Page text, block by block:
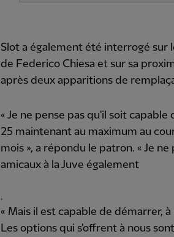
Slot a également été interrogé sur
de Federico Chiesa et sur sa
après deux apparitions de
« Je ne pense pas qu'il soit
25 maintenant au maximum au
mois », a répondu le patron. « Je
amicaux à la Juve également
.
« Mais il est capable de démarrer,
Les options qui s'offrent à nous